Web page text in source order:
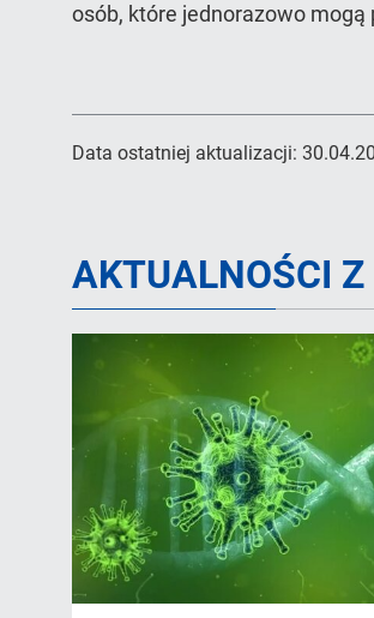
osób, które jednorazowo
Data ostatniej aktualizacji:
AKTUALNOŚCI Z